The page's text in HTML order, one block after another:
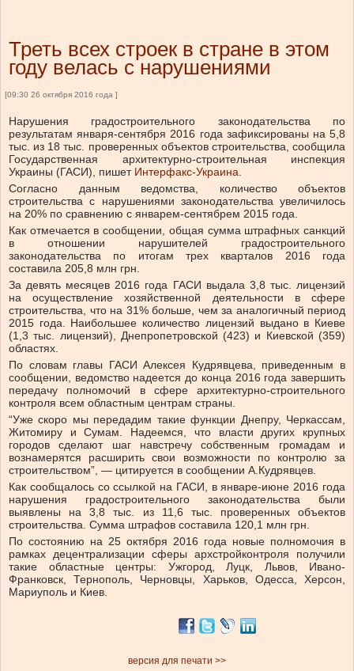
Треть всех строек в стране в этом
году велась с нарушениями
[09:30 26 октября 2016 года ]
Нарушения градостроительного законодательства по
результатам января-сентября 2016 года зафиксированы на 5,8
тыс. из 18 тыс. проверенных объектов строительства, сообщила
Государственная архитектурно-строительная инспекция
Украины (ГАСИ), пишет Интерфакс-Украина.
Согласно данным ведомства, количество объектов
строительства с нарушениями законодательства увеличилось
на 20% по сравнению с январем-сентябрем 2015 года.
Как отмечается в сообщении, общая сумма штрафных санкций
в отношении нарушителей градостроительного
законодательства по итогам трех кварталов 2016 года
составила 205,8 млн грн.
За девять месяцев 2016 года ГАСИ выдала 3,8 тыс. лицензий
на осуществление хозяйственной деятельности в сфере
строительства, что на 31% больше, чем за аналогичный период
2015 года. Наибольшее количество лицензий выдано в Киеве
(1,3 тыс. лицензий), Днепропетровской (423) и Киевской (359)
областях.
По словам главы ГАСИ Алексея Кудрявцева, приведенным в
сообщении, ведомство надеется до конца 2016 года завершить
передачу полномочий в сфере архитектурно-строительного
контроля всем областным центрам страны.
“Уже скоро мы передадим такие функции Днепру, Черкассам,
Житомиру и Сумам. Надеемся, что власти других крупных
городов сделают шаг навстречу собственным громадам и
вознамерятся расширить свои возможности по контролю за
строительством”, — цитируется в сообщении А.Кудрявцев.
Как сообщалось со ссылкой на ГАСИ, в январе-июне 2016 года
нарушения градостроительного законодательства были
выявлены на 3,8 тыс. из 11,6 тыс. проверенных объектов
строительства. Сумма штрафов составила 120,1 млн грн.
По состоянию на 25 октября 2016 года новые полномочия в
рамках децентрализации сферы архстройконтроля получили
такие областные центры: Ужгород, Луцк, Львов, Ивано-
Франковск, Тернополь, Черновцы, Харьков, Одесса, Херсон,
Мариуполь и Киев.
версия для печати >>